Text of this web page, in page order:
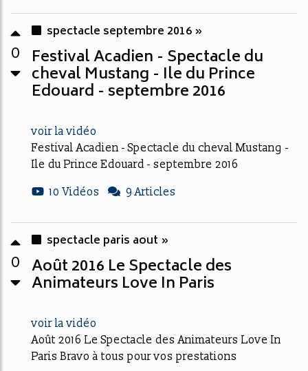
0
spectacle septembre 2016 »
Festival Acadien - Spectacle du
cheval Mustang - Ile du Prince
Edouard - septembre 2016
voir la vidéo
Festival Acadien - Spectacle du cheval Mustang -
Ile du Prince Edouard - septembre 2016
10 Vidéos
9 Articles
0
spectacle paris aout »
Août 2016 Le Spectacle des
Animateurs Love In Paris
voir la vidéo
Août 2016 Le Spectacle des Animateurs Love In
Paris Bravo à tous pour vos prestations